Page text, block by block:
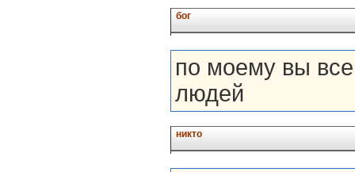
бог
по моему вы
людей
никто